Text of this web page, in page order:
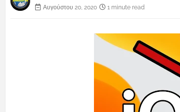
Αυγούστου 20, 2020
1 minute read